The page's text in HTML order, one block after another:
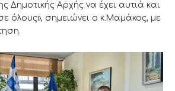
Δημοτικής Αρχής να έχει αυτιά και
όλους», σημειώνει ο κ.Μαμάκος, με